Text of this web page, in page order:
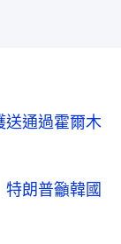
送通過霍爾木
朗普籲韓國